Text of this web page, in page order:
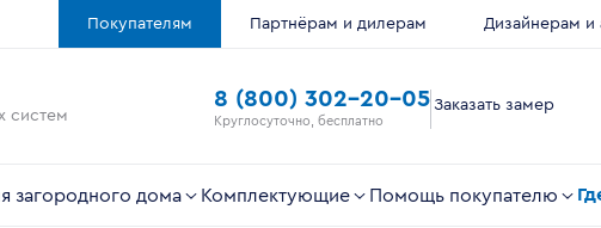
Покупателям Партнёрам и дилерам Дизайнерам и
систем
8 (800) 302-20-05
Круглосуточно, бесплатно
Заказать замер
загородного дома Комплектующие Помощь покупателю